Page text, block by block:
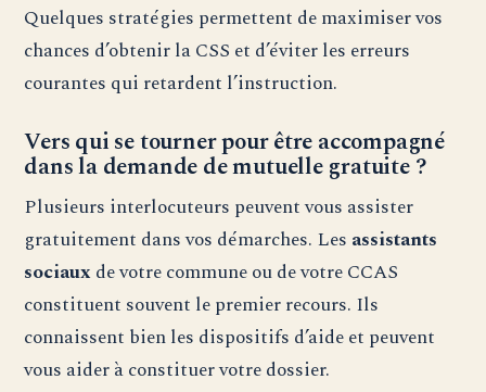
Quelques stratégies permettent de maximiser vos
chances d’obtenir la CSS et d’éviter les erreurs
courantes qui retardent l’instruction.
Vers qui se tourner pour être accompagné
dans la demande de mutuelle gratuite ?
Plusieurs interlocuteurs peuvent vous assister
gratuitement dans vos démarches. Les assistants
sociauxde votre commune ou de votre CCAS
constituent souvent le premier recours. Ils
connaissent bien les dispositifs d’aide et peuvent
vous aider à constituer votre dossier.